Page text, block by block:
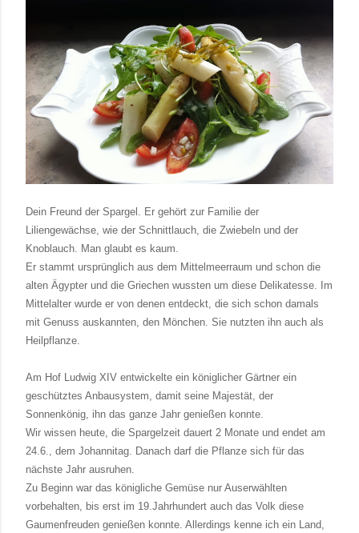
Dein Freund der Spargel. Er gehört zur Familie der
Liliengewächse, wie der Schnittlauch, die Zwiebeln und der
Knoblauch. Man glaubt es kaum.
Er stammt ursprünglich aus dem Mittelmeerraum und schon die
alten Ägypter und die Griechen wussten um diese Delikatesse. Im
Mittelalter wurde er von denen entdeckt, die sich schon damals
mit Genuss auskannten, den Mönchen. Sie nutzten ihn auch als
Heilpflanze.
Am Hof Ludwig XIV entwickelte ein königlicher Gärtner ein
geschütztes Anbausystem, damit seine Majestät, der
Sonnenkönig, ihn das ganze Jahr genießen konnte.
Wir wissen heute, die Spargelzeit dauert 2 Monate und endet am
24.6., dem Johannitag. Danach darf die Pflanze sich für das
nächste Jahr ausruhen.
Zu Beginn war das königliche Gemüse nur Auserwählten
vorbehalten, bis erst im 19.Jahrhundert auch das Volk diese
Gaumenfreuden genießen konnte. Allerdings kenne ich ein Land,